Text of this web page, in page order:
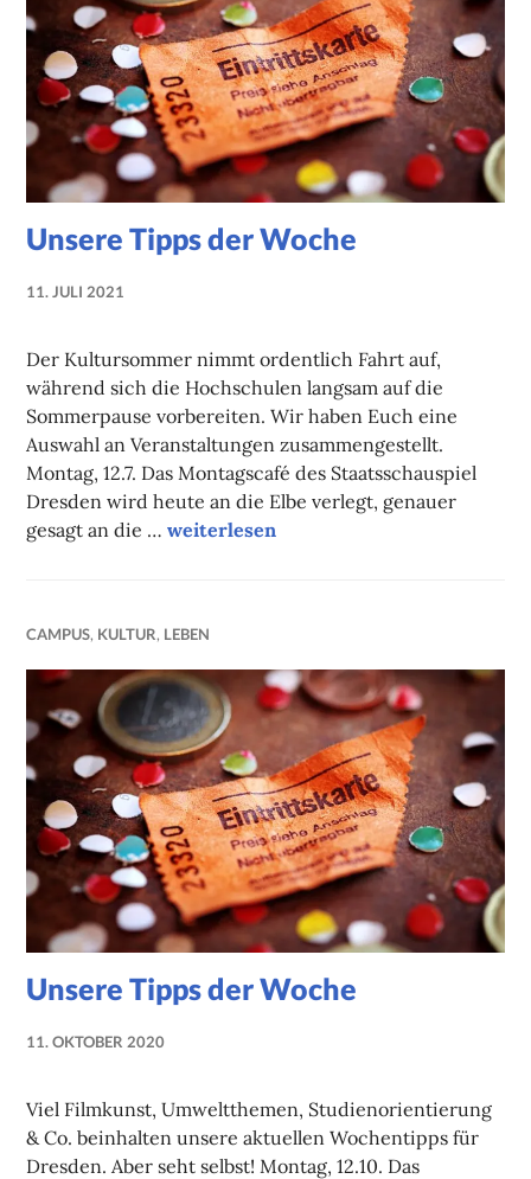
Unsere Tipps der Woche
11. JULI 2021
Der Kultursommer nimmt ordentlich Fahrt auf,
während sich die Hochschulen langsam auf die
Sommerpause vorbereiten. Wir haben Euch eine
Auswahl an Veranstaltungen zusammengestellt.
Montag, 12.7. Das Montagscafé des Staatsschauspiel
Dresden wird heute an die Elbe verlegt, genauer
gesagt an die …Unsere Tipps der Woche
weiterlesen
CAMPUS, KULTUR, LEBEN
Unsere Tipps der Woche
11. OKTOBER 2020
Viel Filmkunst, Umweltthemen, Studienorientierung
& Co. beinhalten unsere aktuellen Wochentipps für
Dresden. Aber seht selbst! Montag, 12.10. Das